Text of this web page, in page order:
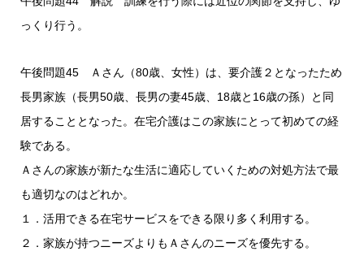
っくり行う。
午後問題45 Ａさん（80歳、女性）は、要介護２となったため
長男家族（長男50歳、長男の妻45歳、18歳と16歳の孫）と同
居することとなった。在宅介護はこの家族にとって初めての経
験である。
Ａさんの家族が新たな生活に適応していくための対処方法で最
も適切なのはどれか。
１．活用できる在宅サービスをできる限り多く利用する。
２．家族が持つニーズよりもＡさんのニーズを優先する。